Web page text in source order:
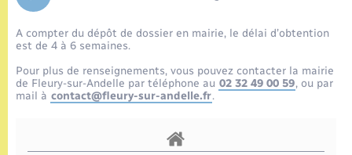
Etat-civil - Papiers - Citoyenneté
Etat civil
Mariage – PACS
Logement - Urbanisme
Transports scolaires
Travaux - Autorisation d’occupation de l’espace
public
Compétences
Plan interactif
A compter du dépôt de dossier en mairie, le délai d’obtention
est de 4 à 6 semaines.
Pour plus de renseignements, vous pouvez contacter la mairie
de Fleury-sur-Andelle par téléphone au 02 32 49 00 59, ou par
mail à contact@fleury-sur-andelle.fr.